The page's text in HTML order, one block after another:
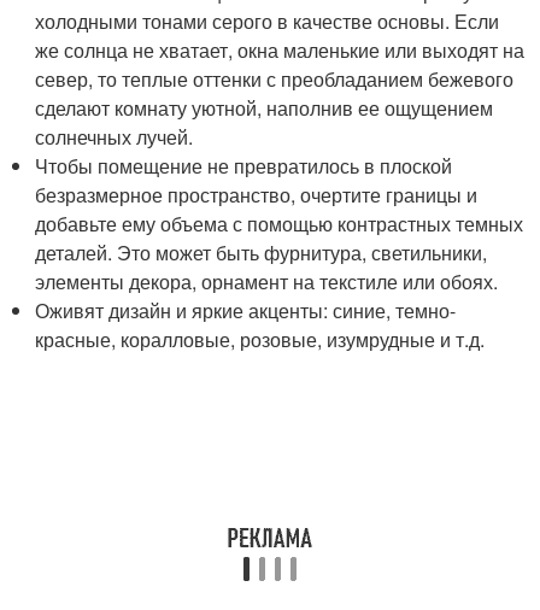
холодными тонами серого в качестве основы. Если
же солнца не хватает, окна маленькие или выходят на
север, то теплые оттенки с преобладанием бежевого
сделают комнату уютной, наполнив ее ощущением
солнечных лучей.
Чтобы помещение не превратилось в плоской
безразмерное пространство, очертите границы и
добавьте ему объема с помощью контрастных темных
деталей. Это может быть фурнитура, светильники,
элементы декора, орнамент на текстиле или обоях.
Оживят дизайн и яркие акценты: синие, темно-
красные, коралловые, розовые, изумрудные и т.д.